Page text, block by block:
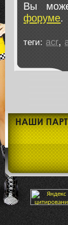
Вы
форуме.
теги: acr,